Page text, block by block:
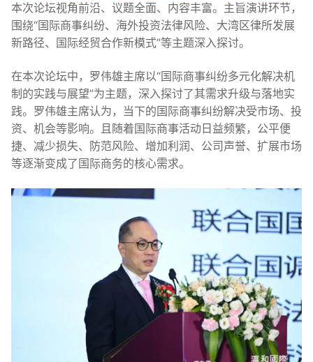
本次论坛视角前沿、议题全面、内容丰富。主旨演讲环节，
围绕“国际商事纠纷、海外投资法律风险、大湾区律所发展
新路径、国际经贸合作新模式”等主题深入探讨。
在本次论坛中，罗伟雄主席以“国际商事纠纷多元化解决机
制的实践与展望”为主题，深入探讨了其需求升级与落地实
践。罗伟雄主席认为，当下的国际商事纠纷解决受市场、投
资、机会等影响。且随着国际商事活动日益频繁，公平便
捷、减少损失、防范风险、增加利润、公司声誉、扩展市场
等逐渐变成了国际商务的核心需求。